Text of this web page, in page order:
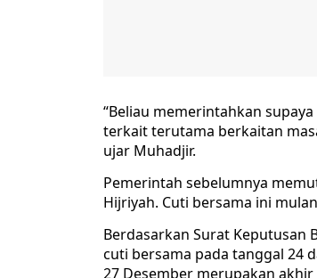
“Beliau memerintahkan
terkait terutama berkaitan
ujar Muhadjir.
Pemerintah sebelumnya
Hijriyah. Cuti bersama ini
Berdasarkan Surat Keputusan
cuti bersama pada tanggal 24
27 Desember merupakan akhir